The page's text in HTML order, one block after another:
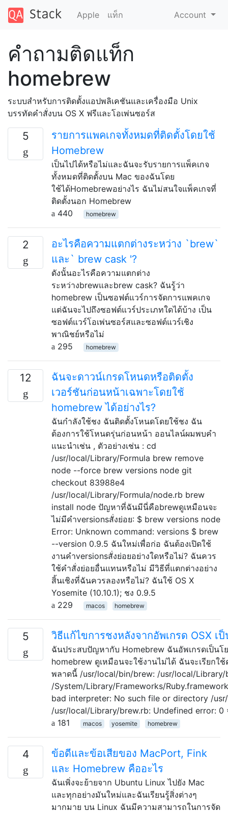
Apple แท็ก Account
คำถามติดแท็ก
homebrew
ระบบสำหรับการติดตั้งแอปพลิเคชันและเครื่องมือ Unix
บรรทัดคำสั่งบน OS X ฟรีและโอเพ่นซอร์ส
5
รายการแพคเกจทั้งหมดที่ติดตั้งโดยใช้
Homebrew
เป็นไปได้หรือไม่และฉันจะรับรายการแพ็คเกจ
ทั้งหมดที่ติดตั้งบน Mac ของฉันโดย
ใช้ได้Homebrewอย่างไร ฉันไม่สนใจแพ็คเกจที่
ติดตั้งนอก Homebrew
440
homebrew
2
อะไรคือความแตกต่างระหว่าง `brew`
และ` brew cask '?
ดังนั้นอะไรคือความแตกต่าง
ระหว่างbrewและbrew cask? ฉันรู้ว่า
homebrew เป็นซอฟต์แวร์การจัดการแพคเกจ
แต่ฉันจะไปถึงซอฟต์แวร์ประเภทใดได้บ้าง เป็น
ซอฟต์แวร์โอเพ่นซอร์สและซอฟต์แวร์เชิง
พาณิชย์หรือไม่
295
homebrew
12
ฉันจะดาวน์เกรดโหนดหรือติดตั้ง
เวอร์ชันก่อนหน้าเฉพาะโดยใช้
homebrew ได้อย่างไร?
ฉันกำลังใช้ชง ฉันติดตั้งโหนดโดยใช้ชง ฉัน
ต้องการใช้โหนดรุ่นก่อนหน้า ออนไลน์ผมพบคำ
แนะนำเช่น , ตัวอย่างเช่น : cd
/usr/local/Library/Formula brew remove
node --force brew versions node git
checkout 83988e4
/usr/local/Library/Formula/node.rb brew
install node ปัญหาที่ฉันมีนี่คือbrewดูเหมือนจะ
ไม่มีคำversionsสั่งย่อย: $ brew versions node
Error: Unknown command: versions $ brew
--version 0.9.5 ฉันใหม่เพื่อก่อ ฉันต้องเปิดใช้
งานคำversionsสั่งย่อยอย่างใดหรือไม่? ฉันควร
ใช้คำสั่งย่อยอื่นแทนหรือไม่ มีวิธีที่แตกต่างอย่าง
สิ้นเชิงที่ฉันควรลองหรือไม่? ฉันใช้ OS X
Yosemite (10.10.1); ชง 0.9.5
229
macos homebrew
5 วิธีแก้ไขการชงหลังจากอัพเกรด OSX เ
ฉันประสบปัญหากับ Homebrew ฉันอัพเกรดเป็นโ
homebrew ดูเหมือนจะใช้งานไม่ได้ ฉันจะเรียกใ
พลาดนี้ /usr/local/bin/brew: /usr/local/Library/
/System/Library/Frameworks/
bad interpreter: No such file or directory /
/usr/local/Library/brew.rb: Undefined error: 0
181
macos yosemite homebrew
4
ข้อดีและข้อเสียของ MacPort, Fink
และ Homebrew คืออะไร
ฉันเพิ่งจะย้ายจาก Ubuntu Linux ไปยัง Mac
และทุกอย่างมันใหม่และฉันเรียนรู้สิ่งต่างๆ
มากมาย บน Linux ฉันมีความสามารถในการจัด